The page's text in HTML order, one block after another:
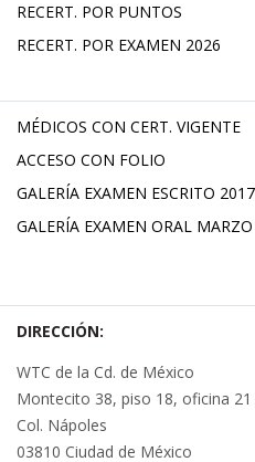
RECERT. POR PUNTOS
RECERT. POR EXAMEN 2026
MÉDICOS CON CERT. VIGENTE
ACCESO CON FOLIO
GALERÍA EXAMEN ESCRITO 2017
GALERÍA EXAMEN ORAL
DIRECCIÓN:
WTC de la Cd. de México
Montecito 38, piso 18, oficina 21
Col. Nápoles
03810 Ciudad de México